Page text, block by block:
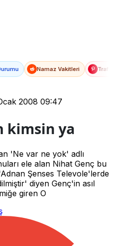
Namaz Vakitleri
2008 09:47
kimsin ya
'Ne var ne yok' adlı
ele alan Nihat Genç bu
Şenses Televole'lerde
diyen Genç'in asıl
giren O